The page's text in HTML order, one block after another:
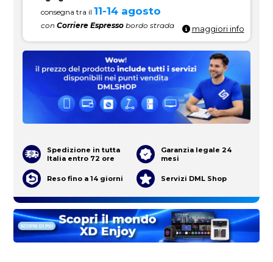
consegna tra il 11-14 agosto
conCorriere Espresso bordo strada maggiori info
Spedizione in tutta
Italia entro 72 ore
Garanzia legale 24
mesi
Reso fino a 14 giorni Servizi DML Shop